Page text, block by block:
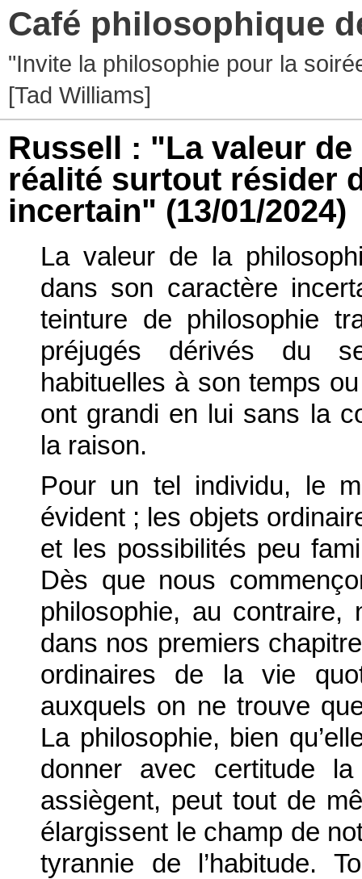
Café philosophique
"Invite la philosophie pour la
[Tad Williams]
Russell : "La valeur
réalité surtout résider
incertain" (13/01/2024)
La valeur de la
dans son caractère
teinture de philosophie
préjugés dérivés du
habituelles à son temps
ont grandi en lui sans la
la raison.
Pour un tel individu, le
évident ; les objets
et les possibilités peu
Dès que nous
philosophie, au
dans nos premiers
ordinaires de la vie
auxquels on ne trouve
La philosophie, bien
donner avec certitude
assiègent, peut tout de
élargissent le champ de
tyrannie de l’habitude.